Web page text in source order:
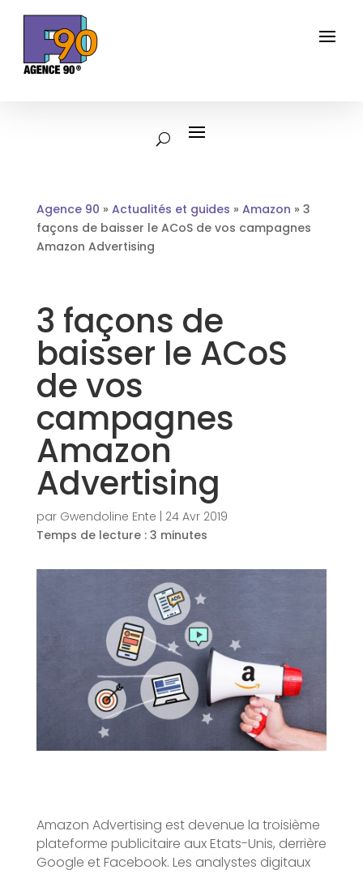
Agence 90 » Actualités et guides » Amazon » 3
façons de baisser le ACoS de vos campagnes
Amazon Advertising
3 façons de
baisser le ACoS
de vos
campagnes
Amazon
Advertising
par Gwendoline Ente
24 Avr 2019
Temps de lecture : 3 minutes
Amazon Advertising est devenue la troisième
plateforme publicitaire aux Etats-Unis, derrière
Google et Facebook. Les analystes digitaux